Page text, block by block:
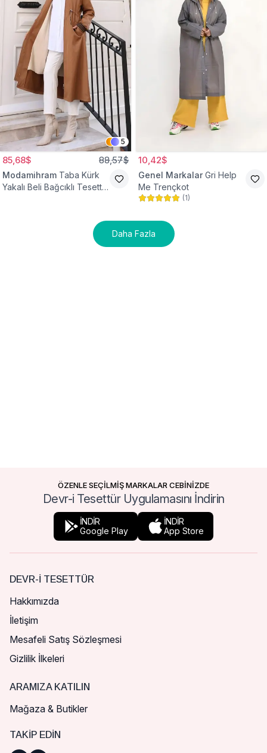
5
85,68$ 88,57$
Modamihram Taba Kürk
Yakalı Beli Bağcıklı Tesettür
10,42$
Genel Markalar Gri Help
Me Trençkot
(1)
Daha Fazla
ÖZENLE SEÇİLMİŞ MARKALAR CEBİNİZDE
Devr-i Tesettür Uygulamasını İndirin
İNDİR
Google Play
İNDİR
App Store
DEVR-I TESETTÜR
Hakkımızda
İletişim
Mesafeli Satış Sözleşmesi
Gizlilik İlkeleri
ARAMIZA KATILIN
Mağaza & Butikler
TAKIP EDIN